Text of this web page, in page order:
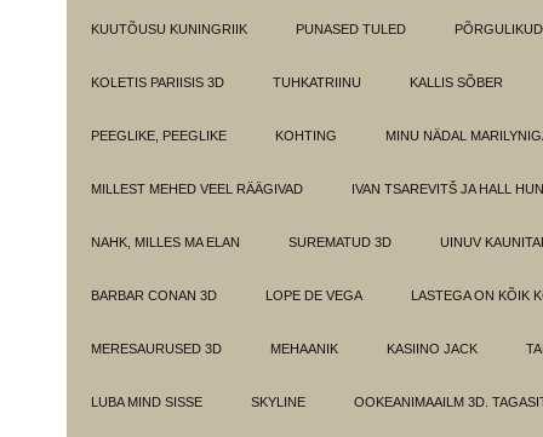
KUUTÕUSU KUNINGRIIK PUNASED TULED
KOLETIS PARIISIS 3D TUHKATRIINU KALLIS SÕBER
PEEGLIKE, PEEGLIKE KOHTING MINU NÄDAL
MILLEST MEHED VEEL RÄÄGIVAD IVAN TSAREVITŠ JA HALL
NAHK, MILLES MA ELAN SUREMATUD 3D UINUV
BARBAR CONAN 3D LOPE DE VEGA LASTEGA ON KÕIK
MERESAURUSED 3D MEHAANIK KASIINO JACK
LUBA MIND SISSE SKYLINE OOKEANIMAAILM 3D.